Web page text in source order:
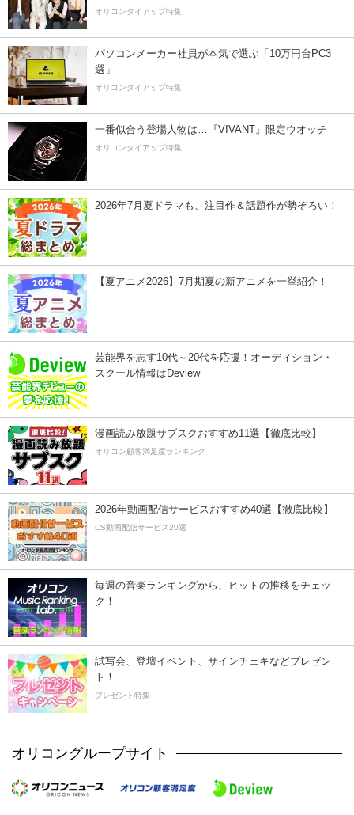
オリコンタイアップ特集
パソコンメーカー社員が本気で選ぶ「10万円台PC3
選」
オリコンタイアップ特集
一番似合う登場人物は…『VIVANT』限定ウオッチ
オリコンタイアップ特集
2026年7月夏ドラマも、注目作＆話題作が勢ぞろい！
【夏アニメ2026】7月期夏の新アニメを一挙紹介！
芸能界を志す10代～20代を応援！オーディション・
スクール情報はDeview
漫画読み放題サブスクおすすめ11選【徹底比較】
オリコン顧客満足度ランキング
2026年動画配信サービスおすすめ40選【徹底比較】
CS動画配信サービス20選
毎週の音楽ランキングから、ヒットの推移をチェッ
ク！
試写会、登壇イベント、サインチェキなどプレゼン
ト！
プレゼント特集
オリコングループサイト